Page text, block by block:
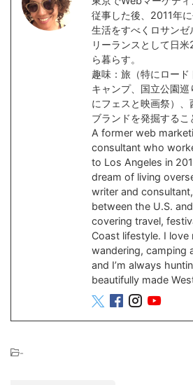
従事した後、2011年
生活をすべくロサン
リーランスとして日
ら暮らす。
趣味：旅（特にロード
キャンプ、国立公園
にフェスと映画祭）
ブランドを発掘するこ
A former web
consultant who
to Los Angeles in
dream of living
writer and
between the U.S.
covering travel,
Coast lifestyle. I love
wandering, camping
and I’m always
beautifully made
-